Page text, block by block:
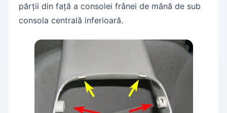
părții din față a consolei frânei de mână de sub
consola centrală inferioară.